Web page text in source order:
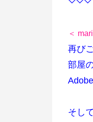
＜
再び
部屋
そし